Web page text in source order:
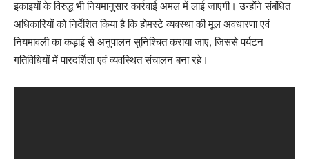
इकाइयों के विरुद्ध भी नियमानुसार कार्रवाई अमल में लाई जाएगी। उन्होंने संबंधित
अधिकारियों को निर्देशित किया है कि होमस्टे व्यवस्था की मूल अवधारणा एवं
नियमावली का कड़ाई से अनुपालन सुनिश्चित कराया जाए, जिससे पर्यटन
गतिविधियों में पारदर्शिता एवं व्यवस्थित संचालन बना रहे।